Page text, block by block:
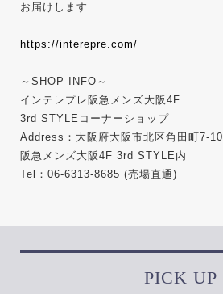
お届けします
https://interepre.com/
～SHOP INFO～
インテレプレ阪急メンズ大阪4F
3rd STYLEコーナーショップ
Address：大阪府大阪市北区角田町7-10
阪急メンズ大阪4F 3rd STYLE内
Tel：06-6313-8685 (売場直通)
PICK UP